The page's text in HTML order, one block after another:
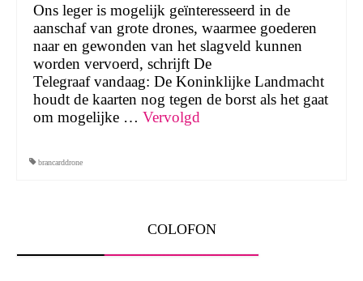
Ons leger is mogelijk geïnteresseerd in de
aanschaf van grote drones, waarmee goederen
naar en gewonden van het slagveld kunnen
worden vervoerd, schrijft De
Telegraaf vandaag: De Koninklijke Landmacht
houdt de kaarten nog tegen de borst als het gaat
om mogelijke … Vervolgd
brancarddrone
COLOFON